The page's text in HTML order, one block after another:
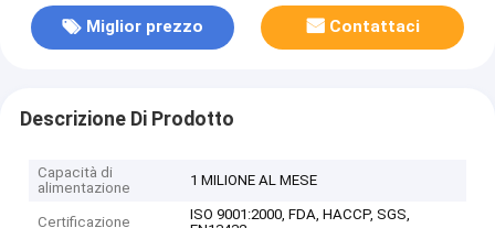
Miglior prezzo Contattaci
Descrizione Di Prodotto
Capacità di
alimentazione
1 MILIONE AL MESE
Certificazione
ISO 9001:2000, FDA, HACCP, SGS,